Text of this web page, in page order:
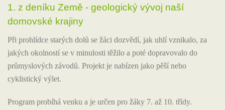
1. z deníku Země - geologický vývoj naší
domovské krajiny
Při prohlídce starých dolů se žáci dozvědí, jak uhlí vznikalo, za
jakých okolností se v minulosti těžilo a poté dopravovalo do
průmyslových závodů. Projekt je nabízen jako pěší nebo
cyklistický výlet.
Program probíhá venku a je určen pro žáky 7. až 10. třídy.